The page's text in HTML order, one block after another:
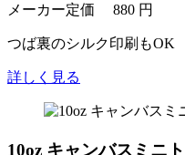
メーカー定価 880 円
つば裏のシルク印刷も
詳しく見る
10oz キャンバスミニ